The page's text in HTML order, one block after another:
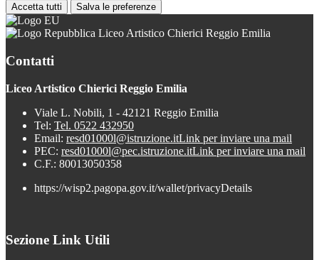
Accetta tutti Salva le preferenze
Liceo Artistico Chierici Reggio Emilia
Contatti
Liceo Artistico Chierici Reggio Emilia
Viale L. Nobili, 1 - 42121 Reggio Emilia
Tel: Tel. 0522 432950
Email: resd01000l@istruzione.itLink per inviare una mail
PEC: resd01000l@pec.istruzione.itLink per inviare una mail
C.F.: 80013050358
https://wisp2.pagopa.gov.it/wallet/privacyDetails
Sezione Link Utili